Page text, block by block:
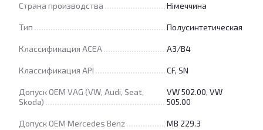
Страна производства Німеччина
Тип Полусинтетическая
Классификация ACEA A3/B4
Классификация API CF, SN
Допуск OEM VAG (VW, Audi, Seat,
Skoda)
VW 502.00, VW
505.00
Допуск OEM Mercedes Benz MB 229.3